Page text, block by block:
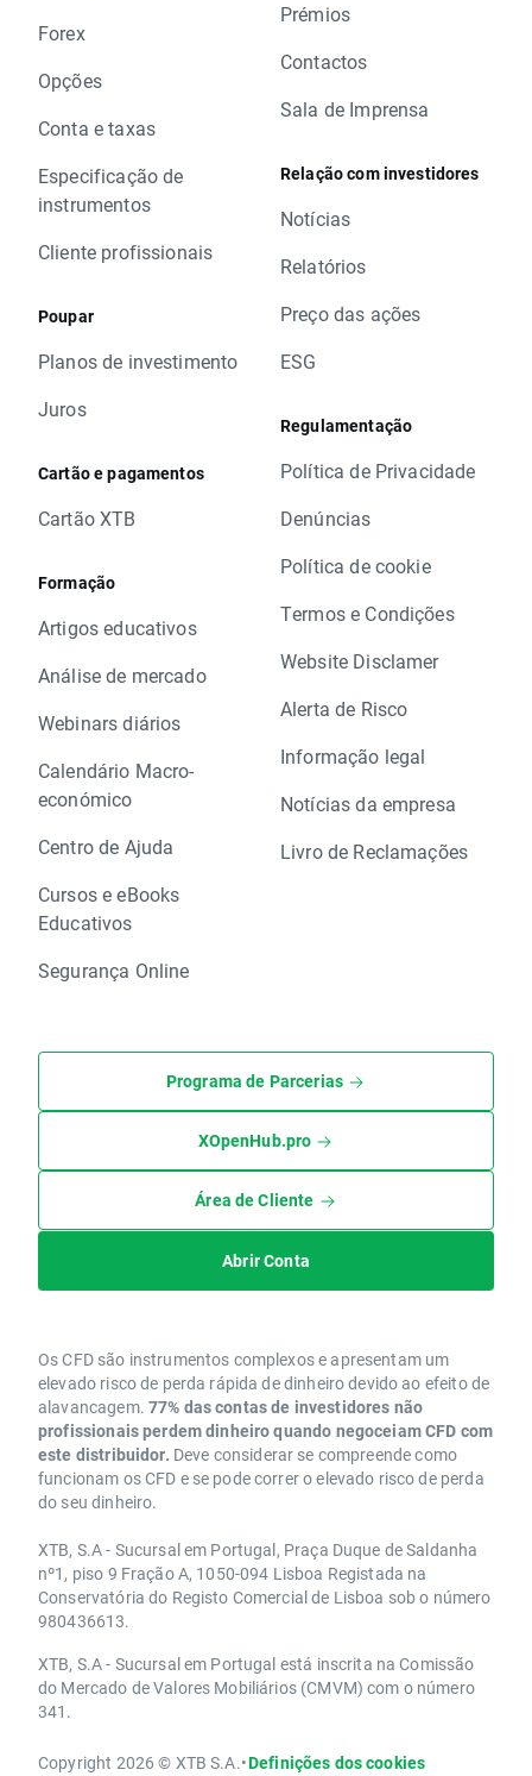
Forex
Opções
Conta e taxas
Especificação de
instrumentos
Cliente profissionais
Poupar
Planos de investimento
Juros
Cartão e pagamentos
Cartão XTB
Formação
Artigos educativos
Análise de mercado
Webinars diários
Calendário Macro-
económico
Centro de Ajuda
Cursos e eBooks
Educativos
Segurança Online
Prémios
Contactos
Sala de Imprensa
Relação com investidores
Notícias
Relatórios
Preço das ações
ESG
Regulamentação
Política de Privacidade
Denúncias
Política de cookie
Termos e Condições
Website Disclamer
Alerta de Risco
Informação legal
Notícias da empresa
Livro de Reclamações
Programa de Parcerias
XOpenHub.pro
Área de Cliente
Abrir Conta
Os CFD são instrumentos complexos e apresentam um
elevado risco de perda rápida de dinheiro devido ao efeito de
alavancagem. 77% das contas de investidores não
profissionais perdem dinheiro quando negoceiam CFD com
este distribuidor. Deve considerar se compreende como
funcionam os CFD e se pode correr o elevado risco de perda
do seu dinheiro.
XTB, S.A - Sucursal em Portugal, Praça Duque de Saldanha
nº1, piso 9 Fração A, 1050-094 Lisboa Registada na
Conservatória do Registo Comercial de Lisboa sob o número
980436613.
XTB, S.A - Sucursal em Portugal está inscrita na Comissão
do Mercado de Valores Mobiliários (CMVM) com o número
341.
Copyright 2026 © XTB S.A.•Definições dos cookies